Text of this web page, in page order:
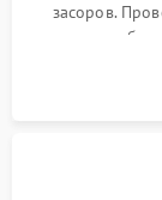
засоров.
жалоб